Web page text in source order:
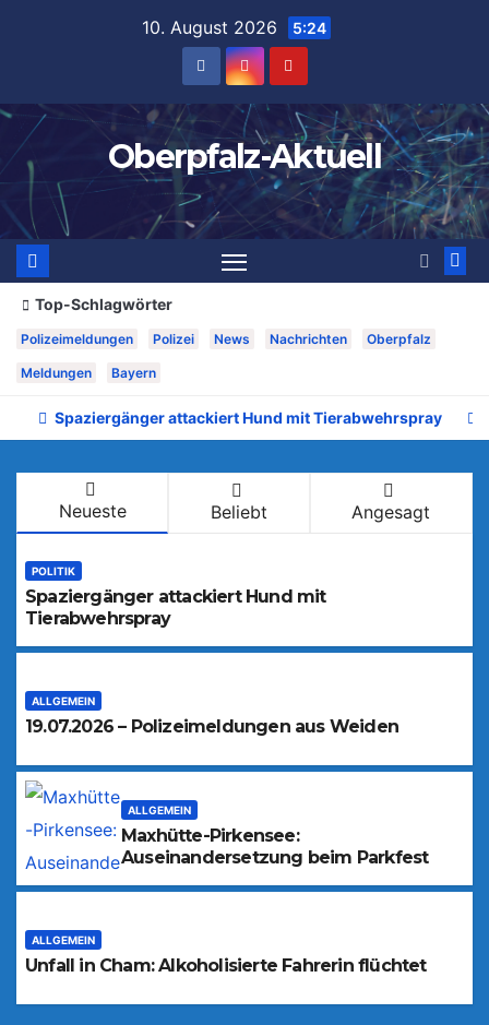
10. August 2026 5:24
Oberpfalz-Aktuell
Top-Schlagwörter
Polizeimeldungen Polizei News Nachrichten Oberpfalz
Meldungen Bayern
Spaziergänger attackiert Hund mit Tierabwehrspray
Neueste Beliebt Angesagt
POLITIK
Spaziergänger attackiert Hund mit
Tierabwehrspray
ALLGEMEIN
19.07.2026 – Polizeimeldungen aus Weiden
ALLGEMEIN
Maxhütte-Pirkensee:
Auseinandersetzung beim Parkfest
ALLGEMEIN
Unfall in Cham: Alkoholisierte Fahrerin flüchtet